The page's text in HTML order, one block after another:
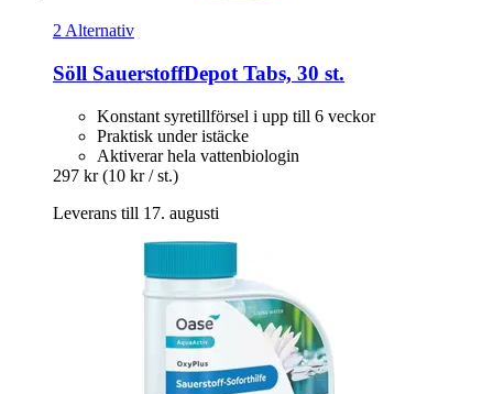
2 Alternativ
Söll SauerstoffDepot Tabs, 30 st.
Konstant syretillförsel i upp till 6 veckor
Praktisk under istäcke
Aktiverar hela vattenbiologin
297 kr (10 kr / st.)
Leverans till 17. augusti